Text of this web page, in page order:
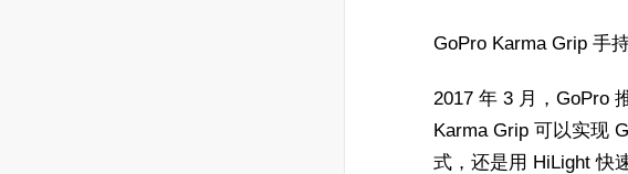
GoPro Karma Grip 手
2017 年 3 月，GoPro
Karma Grip 可以实现
式，还是用 HiLight 快